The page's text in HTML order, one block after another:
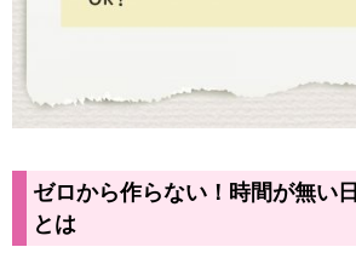
ゼロから作らない！時間が無い
とは